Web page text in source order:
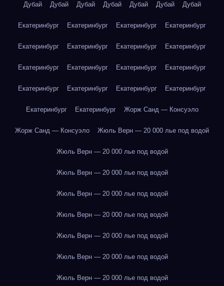
Дубай Дубай Дубай Дубай Дубай Дубай Дубай
Екатеринбург Екатеринбург Екатеринбург Екатеринбург
Екатеринбург Екатеринбург Екатеринбург Екатеринбург
Екатеринбург Екатеринбург Екатеринбург Екатеринбург
Екатеринбург Екатеринбург Екатеринбург Екатеринбург
Екатеринбург Екатеринбург Жорж Санд — Консуэло
Жорж Санд — Консуэло Жюль Верн — 20 000 лье под водой
Жюль Верн — 20 000 лье под водой
Жюль Верн — 20 000 лье под водой
Жюль Верн — 20 000 лье под водой
Жюль Верн — 20 000 лье под водой
Жюль Верн — 20 000 лье под водой
Жюль Верн — 20 000 лье под водой
Жюль Верн — 20 000 лье под водой